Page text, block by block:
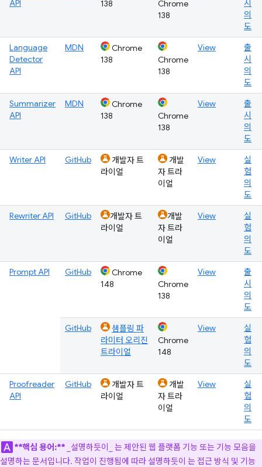
API
138
Chrome
138
시
의
도
Language
Detector
API
MDN
Chrome
138
Chrome
138
View
출
시
의
도
Summarizer
API
MDN
Chrome
138
Chrome
138
View
출
시
의
도
Writer API
GitHub
개발자 트
라이얼
개발
자 트라
이얼
View
실
험
의
도
Rewriter API
GitHub
개발자 트
라이얼
개발
자 트라
이얼
View
실
험
의
도
Prompt API
GitHub
Chrome
148
Chrome
138
View
출
시
의
도
GitHub
샘플링 파
라미터 오리진
트라이얼
Chrome
148
View
실
험
의
도
Proofreader
API
GitHub
개발자 트
라이얼
개발
자 트라
이얼
View
실
험
의
도
**핵심 용어:** _설명하듯이_
는 제안된 웹 플랫폼 기능 또는 기능 모음을
설명하는 문서입니다. 작업이 진행됨에 따라 설명하듯이 는 접근 방식 및 기능